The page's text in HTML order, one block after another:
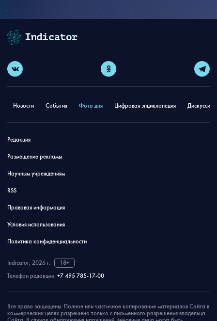
Новости События Фото дня Цифровая энциклопедия
Редакция
Размещение рекламы
Научным учреждениям
RSS
Правовая информация
Условия использования
Политика конфиденциальности
Indicator, 2026 г.
18+
Телефон редакции: +7 495 785-17-00
Все права защищены. Полное или частичное копирование материалов Сайта в
коммерческих целях разрешено только с письменного разрешения владельца